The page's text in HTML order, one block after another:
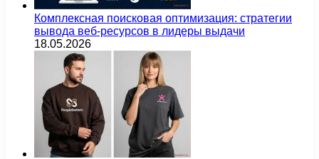
Комплексная поисковая оптимизация: стратегии
вывода веб-ресурсов в лидеры выдачи
18.05.2026